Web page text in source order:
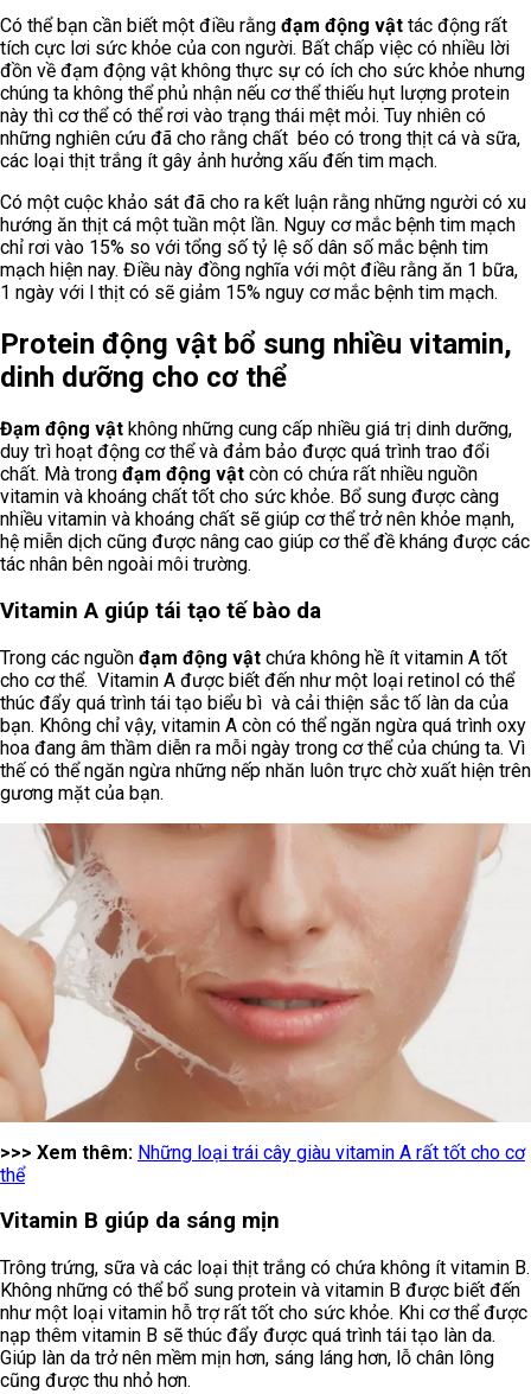
Có thể bạn cần biết một điều rằng đạm động vật tác động rất
tích cực lơi sức khỏe của con người. Bất chấp việc có nhiều lời
đồn về đạm động vật không thực sự có ích cho sức khỏe nhưng
chúng ta không thể phủ nhận nếu cơ thể thiếu hụt lượng protein
này thì cơ thể có thể rơi vào trạng thái mệt mỏi. Tuy nhiên có
những nghiên cứu đã cho rằng chất béo có trong thịt cá và sữa,
các loại thịt trắng ít gây ảnh hưởng xấu đến tim mạch.
Có một cuộc khảo sát đã cho ra kết luận rằng những người có xu
hướng ăn thịt cá một tuần một lần. Nguy cơ mắc bệnh tim mạch
chỉ rơi vào 15% so với tổng số tỷ lệ số dân số mắc bệnh tim
mạch hiện nay. Điều này đồng nghĩa với một điều rằng ăn 1 bữa,
1 ngày với l thịt có sẽ giảm 15% nguy cơ mắc bệnh tim mạch.
Protein động vật bổ sung nhiều vitamin,
dinh dưỡng cho cơ thể
Đạm động vật không những cung cấp nhiều giá trị dinh dưỡng,
duy trì hoạt động cơ thể và đảm bảo được quá trình trao đổi
chất. Mà trong đạm động vật còn có chứa rất nhiều nguồn
vitamin và khoáng chất tốt cho sức khỏe. Bổ sung được càng
nhiều vitamin và khoáng chất sẽ giúp cơ thể trở nên khỏe mạnh,
hệ miễn dịch cũng được nâng cao giúp cơ thể đề kháng được các
tác nhân bên ngoài môi trường.
Vitamin A giúp tái tạo tế bào da
Trong các nguồn đạm động vật chứa không hề ít vitamin A tốt
cho cơ thể. Vitamin A được biết đến như một loại retinol có thể
thúc đẩy quá trình tái tạo biểu bì và cải thiện sắc tố làn da của
bạn. Không chỉ vậy, vitamin A còn có thể ngăn ngừa quá trình oxy
hoa đang âm thầm diễn ra mỗi ngày trong cơ thể của chúng ta. Vì
thế có thể ngăn ngừa những nếp nhăn luôn trực chờ xuất hiện trên
gương mặt của bạn.
>>> Xem thêm: Những loại trái cây giàu vitamin A rất tốt cho cơ
thể
Vitamin B giúp da sáng mịn
Trông trứng, sữa và các loại thịt trắng có chứa không ít vitamin B.
Không những có thể bổ sung protein và vitamin B được biết đến
như một loại vitamin hỗ trợ rất tốt cho sức khỏe. Khi cơ thể được
nạp thêm vitamin B sẽ thúc đẩy được quá trình tái tạo làn da.
Giúp làn da trở nên mềm mịn hơn, sáng láng hơn, lỗ chân lông
cũng được thu nhỏ hơn.